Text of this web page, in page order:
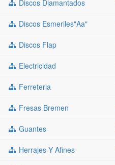
Discos Diamantados
Discos Esmeriles"aa"
Discos Flap
Electricidad
Ferreteria
Fresas Bremen
Guantes
Herrajes Y Afines